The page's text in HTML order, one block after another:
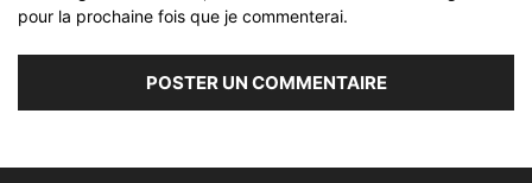
pour la prochaine fois que je commenterai.